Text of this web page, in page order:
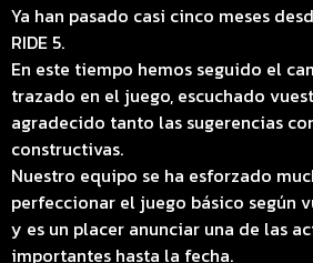
Ya han pasado casi cinco meses
RIDE 5.
En este tiempo hemos seguido el
trazado en el juego, escuchado
agradecido tanto las sugerencias
constructivas.
Nuestro equipo se ha esforzado
perfeccionar el juego básico según
y es un placer anunciar una de las
importantes hasta la fecha.